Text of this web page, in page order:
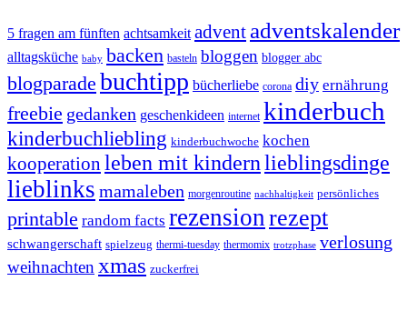
5 fragen am fünften achtsamkeit advent adventskalender
alltagsküche baby backen basteln bloggen blogger abc
blogparade buchtipp bücherliebe corona diy ernährung
freebie gedanken geschenkideen internet kinderbuch
kinderbuchliebling kinderbuchwoche kochen
kooperation leben mit kindernlieblingsdinge
lieblinks mamaleben morgenroutine nachhaltigkeit persönliches
printable random facts rezension rezept
schwangerschaft spielzeug thermi-tuesday thermomix trotzphase verlosung
weihnachten xmas zuckerfrei